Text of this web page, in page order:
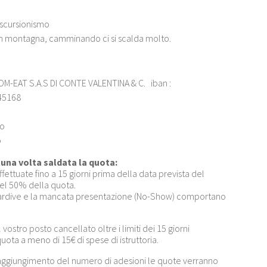
montagna, camminando ci si scalda molto.
EAT S.A.S DI CONTE VALENTINA & C. iban :
una volta saldata la quota:
fino a 15 giorni prima della data prevista del
50% della quota.
e la mancata presentazione (No-Show) comportano
vostro posto cancellato oltre i limiti dei 15 giorni
a meno di 15€ di spese di istruttoria.
del numero di adesioni le quote verranno